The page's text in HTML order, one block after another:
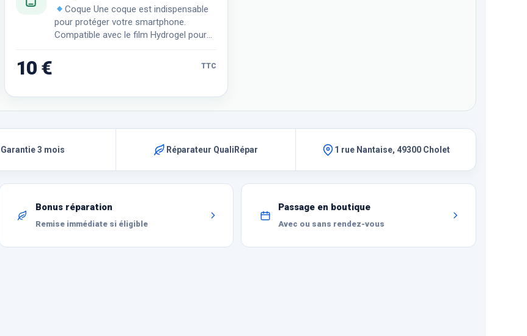
Coque Une coque est indispensable
pour protéger votre smartphone.
Compatible avec le film Hydrogel pour
10 € TTC
Garantie 3 mois Réparateur QualiRépar 1 rue Nantaise, 49300 Cholet
Bonus réparation
Remise immédiate si éligible
Passage en boutique
Avec ou sans rendez-vous